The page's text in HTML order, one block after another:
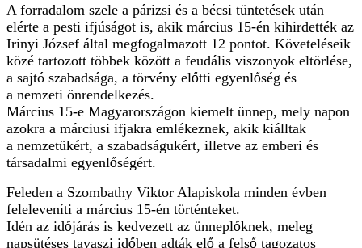
A forradalom szele a párizsi és a bécsi tüntetések után
elérte a pesti ifjúságot is, akik március 15-én kihirdették az
Irinyi József által megfogalmazott 12 pontot. Követeléseik
közé tartozott többek között a feudális viszonyok eltörlése,
a sajtó szabadsága, a törvény előtti egyenlőség és
a nemzeti önrendelkezés.
Március 15-e Magyarországon kiemelt ünnep, mely napon
azokra a márciusi ifjakra emlékeznek, akik kiálltak
a nemzetükért, a szabadságukért, illetve az emberi és
társadalmi egyenlőségért.
Feleden a Szombathy Viktor Alapiskola minden évben
feleleveníti a március 15-én történteket.
Idén az időjárás is kedvezett az ünneplőknek, meleg
napsütéses tavaszi időben adták elő a felső tagozatos